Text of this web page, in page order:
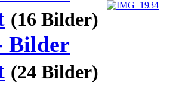
(16 Bilder)
Bilder
(24 Bilder)